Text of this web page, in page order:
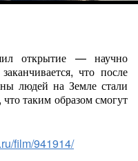
открытие — научно
что после
людей на Земле стали
таким образом смогут
film/941914/